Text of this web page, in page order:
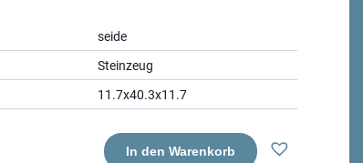
seide
Steinzeug
11.7x40.3x11.7
In den Warenkorb